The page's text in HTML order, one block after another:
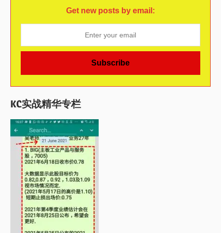
Get new posts by email:
KC实战精华专栏